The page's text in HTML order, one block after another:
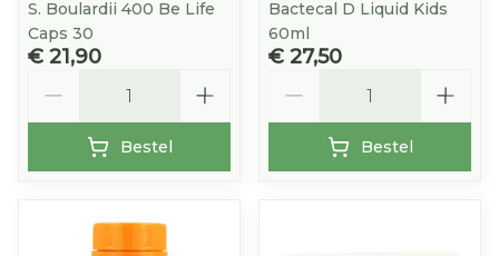
S. Boulardii 400 Be Life
Caps 30
€ 21,90
Bestel
Bactecal D Liquid Kids
60ml
€ 27,50
Bestel